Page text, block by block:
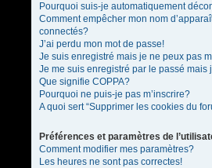
Pourquoi suis-je automatiquement
Comment empêcher mon nom
connectés?
J’ai perdu mon mot de passe!
Je suis enregistré mais je ne peux pas
Je me suis enregistré par le passé
Que signifie COPPA?
Pourquoi ne puis-je pas m’inscrire?
A quoi sert “Supprimer les cookies du
Préférences et paramètres de
Comment modifier mes paramètres?
Les heures ne sont pas correctes!